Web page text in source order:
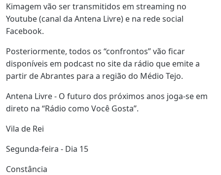
Kimagem vão ser transmitidos em streaming no
Youtube (canal da Antena Livre) e na rede social
Facebook.
Posteriormente, todos os “confrontos” vão ficar
disponíveis em podcast no site da rádio que emite a
partir de Abrantes para a região do Médio Tejo.
Antena Livre - O futuro dos próximos anos joga-se em
direto na “Rádio como Você Gosta”.
Vila de Rei
Segunda-feira - Dia 15
Constância